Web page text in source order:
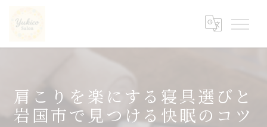
肩こりを楽にする寝具選びと
岩国市で見つける快眠のコツ